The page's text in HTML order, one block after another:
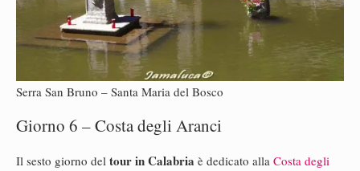
Serra San Bruno – Santa Maria del Bosco
Giorno 6 – Costa degli Aranci
Il sesto giorno del tour in Calabria è dedicato alla Costa degli